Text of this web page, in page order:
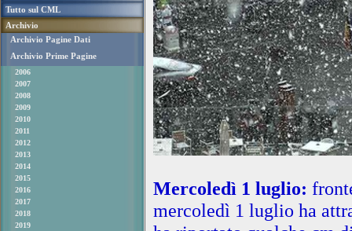
Tutto sul CML
Archivio
Archivio Pagine Dati
Archivio Prime Pagine
2006
2007
2008
2009
2010
2011
2012
2013
2014
2015
2016
2017
2018
2019
Mercoledì 1 luglio:
mercoledì 1 luglio ha